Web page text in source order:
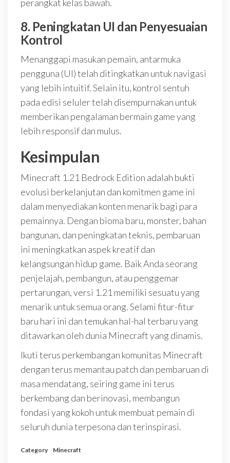
perangkat kelas bawah.
8. Peningkatan UI dan Penyesuaian
Kontrol
Menanggapi masukan pemain, antarmuka
pengguna (UI) telah ditingkatkan untuk navigasi
yang lebih intuitif. Selain itu, kontrol sentuh
pada edisi seluler telah disempurnakan untuk
memberikan pengalaman bermain game yang
lebih responsif dan mulus.
Kesimpulan
Minecraft 1.21 Bedrock Edition adalah bukti
evolusi berkelanjutan dan komitmen game ini
dalam menyediakan konten menarik bagi para
pemainnya. Dengan bioma baru, monster, bahan
bangunan, dan peningkatan teknis, pembaruan
ini meningkatkan aspek kreatif dan
kelangsungan hidup game. Baik Anda seorang
penjelajah, pembangun, atau penggemar
pertarungan, versi 1.21 memiliki sesuatu yang
menarik untuk semua orang. Selami fitur-fitur
baru hari ini dan temukan hal-hal terbaru yang
ditawarkan oleh dunia Minecraft yang dinamis.
Ikuti terus perkembangan komunitas Minecraft
dengan terus memantau patch dan pembaruan di
masa mendatang, seiring game ini terus
berkembang dan berinovasi, membangun
fondasi yang kokoh untuk membuat pemain di
seluruh dunia terpesona dan terinspirasi.
Category Minecraft